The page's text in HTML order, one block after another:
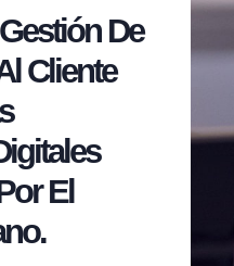
De
Cliente
El